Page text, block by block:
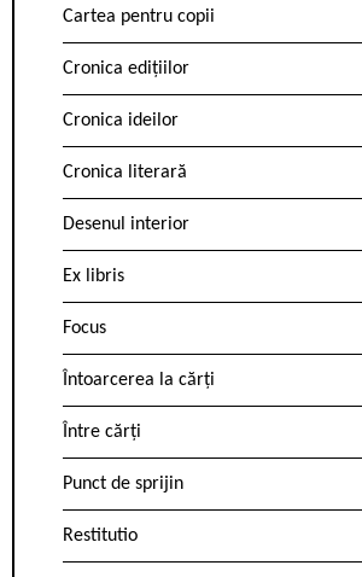
Cartea pentru copii
Cronica edițiilor
Cronica ideilor
Cronica literară
Desenul interior
Ex libris
Focus
Întoarcerea la cărți
Între cărți
Punct de sprijin
Restitutio